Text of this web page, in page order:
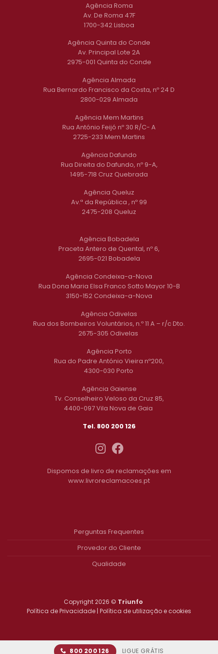
Agência Roma
Av. De Roma 47F
1700-342 Lisboa
Agência Quinta do Conde
Av. Principal Lote 2A
2975-001 Quinta do Conde
Agência Almada
Rua Bernardo Francisco da Costa, nº 24 D
2800-029 Almada
Agência Mem Martins
Rua António Feijó nº 30 R/C- A
2725-233 Mem Martins
Agência Dafundo
Rua Direita do Dafundo, nº 9-A,
1495-718 Cruz Quebrada
Agência Queluz
Av.ª da República , nº 99
2475-208 Queluz
Agência Bobadela
Praceta Antero de Quental, nº 6,
2695-021 Bobadela
Agência Condeixa-a-Nova
Rua Dona Maria Elsa Franco Sotto Mayor 10-B
3150-152 Condeixa-a-Nova
Agência Odivelas
Rua dos Bombeiros Voluntários, n.º 11 A – r/c Dto.
2675-305 Odivelas
Agência Porto
Rua do Padre António Vieira nº200,
4300-030 Porto
Agência Gaiense
Tv. Conselheiro Veloso da Cruz 85,
4400-097 Vila Nova de Gaia
Tel. 800 200 126
Dispomos de livro de reclamações em
www.livroreclamacoes.pt
Perguntas Frequentes
Provedor do Cliente
Qualidade
800 200 126 LIGUE GRÁTIS
Copyright 2026 © Triunfo
Política de Privacidade | Política de utilização e cookies